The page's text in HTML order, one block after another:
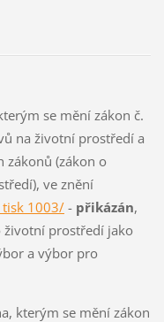
se mění zákon č.
na životní prostředí a
zákonů (zákon o
ve znění
1003/- přikázán,
prostředí jako
a výbor pro
kterým se mění zákon